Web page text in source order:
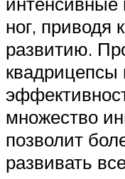
ног, приводя
развитию.
квадрицепсы
множество
позволит
развивать